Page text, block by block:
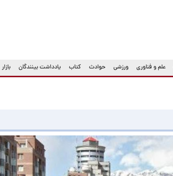
علم و فناوری ورزشی حوادث کتاب یادداشت بینندگان بازار